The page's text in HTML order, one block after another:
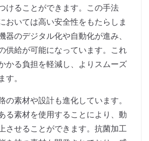
けることができます。この手法
おいては高い安全性をもたらしま
器のデジタル化や自動化が進み、
供給が可能になっています。これ
かる負担を軽減し、よりスムーズ
。
の素材や設計も進化しています。
る素材を使用することにより、動
させることができます。抗菌加工